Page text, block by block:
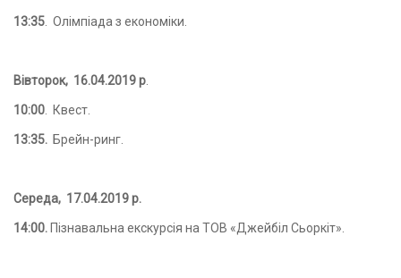
13:35 . Олімпіада з економіки.
Вівторок, 16.04.2019 р
10:00 . Квест.
13:35. Брейн-ринг.
Середа, 17.04.2019 р.
14:00. Пізнавальна екскурсія на ТОВ «Джейбіл Сьоркіт».